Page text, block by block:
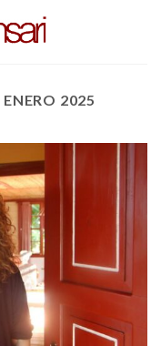
ENERO 2025